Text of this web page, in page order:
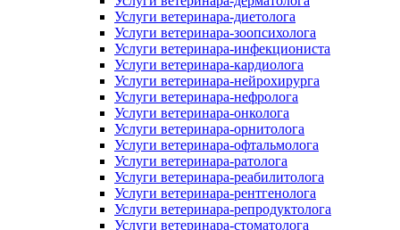
Услуги ветеринара-диетолога
Услуги ветеринара-зоопсихолога
Услуги ветеринара-инфекциониста
Услуги ветеринара-кардиолога
Услуги ветеринара-нейрохирурга
Услуги ветеринара-нефролога
Услуги ветеринара-онколога
Услуги ветеринара-орнитолога
Услуги ветеринара-офтальмолога
Услуги ветеринара-ратолога
Услуги ветеринара-реабилитолога
Услуги ветеринара-рентгенолога
Услуги ветеринара-репродуктолога
Услуги ветеринара-стоматолога